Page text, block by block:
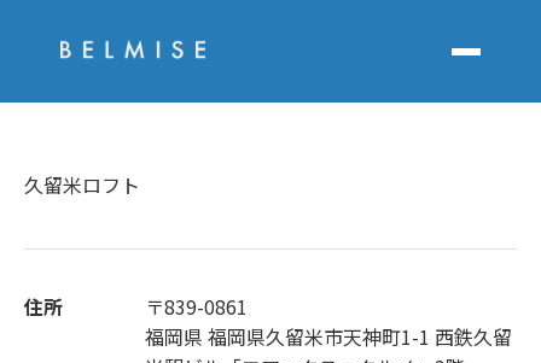
久留米ロフト
住所
〒839-0861
福岡県 福岡県久留米市天神町1-1 西鉄久留